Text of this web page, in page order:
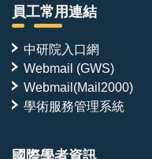
員工常用連結
中研院入口網
Webmail (GWS)
Webmail(Mail2000)
學術服務管理系統
國際學者資訊